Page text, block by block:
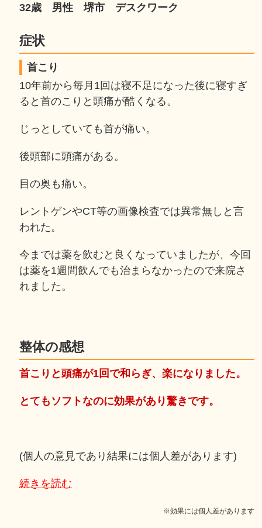
32歳 男性 堺市 デスクワーク
症状
首こり
10年前から毎月1回は寝不足になった後に寝すぎ
ると首のこりと頭痛が酷くなる。
じっとしていても首が痛い。
後頭部に頭痛がある。
目の奥も痛い。
レントゲンやCT等の画像検査では異常無しと言
われた。
今までは薬を飲むと良くなっていましたが、今回
は薬を1週間飲んでも治まらなかったので来院さ
れました。
整体の感想
首こりと頭痛が1回で和らぎ、楽になりました。
とてもソフトなのに効果があり驚きです。
(個人の意見であり結果には個人差があります)
続きを読む
※効果には個人差があります